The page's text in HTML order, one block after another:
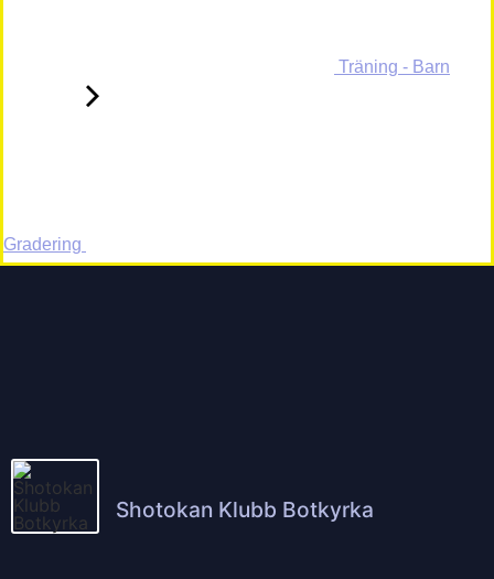
Träning - Barn
Gradering
Shotokan Klubb Botkyrka